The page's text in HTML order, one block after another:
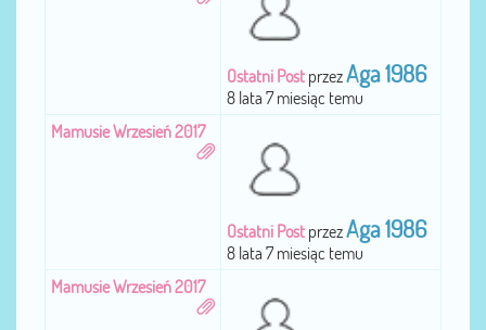
Ostatni Post przezAga 1986
8 lata 7 miesiąc temu
Mamusie Wrzesień 2017
Ostatni Post przezAga 1986
8 lata 7 miesiąc temu
Mamusie Wrzesień 2017